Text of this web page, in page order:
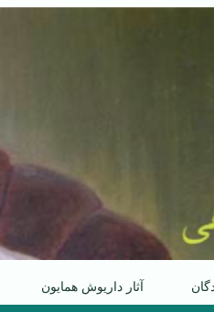
آثار داریوش همایون